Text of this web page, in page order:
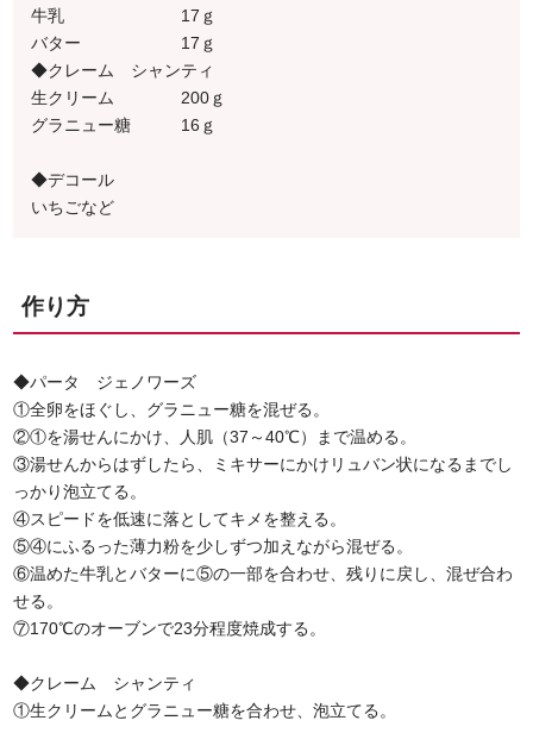
牛乳 17ｇ
バター 17ｇ
◆クレーム シャンティ
生クリーム 200ｇ
グラニュー糖 16ｇ
◆デコール
いちごなど
作り方
◆パータ ジェノワーズ
①全卵をほぐし、グラニュー糖を混ぜる。
②①を湯せんにかけ、人肌（37～40℃）まで温める。
③湯せんからはずしたら、ミキサーにかけリュバン状になるまでし
っかり泡立てる。
④スピードを低速に落としてキメを整える。
⑤④にふるった薄力粉を少しずつ加えながら混ぜる。
⑥温めた牛乳とバターに⑤の一部を合わせ、残りに戻し、混ぜ合わ
せる。
⑦170℃のオーブンで23分程度焼成する。
◆クレーム シャンティ
①生クリームとグラニュー糖を合わせ、泡立てる。